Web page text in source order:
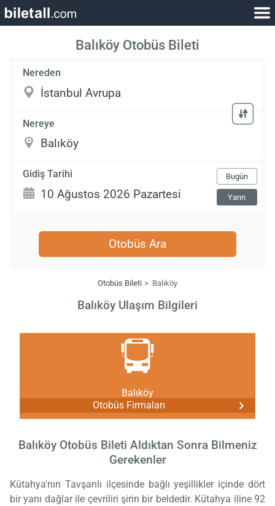
Balıköy Otobüs Bileti
Nereden
Nereye
Gidiş Tarihi Bugün
Yarın
Otobüs Ara
Otobüs Bileti Balıköy
Balıköy Ulaşım Bilgileri
Balıköy
Otobüs Firmaları
Balıköy Otobüs Bileti Aldıktan Sonra Bilmeniz
Gerekenler
Kütahya'nın Tavşanlı ilçesinde bağlı yeşillikler içinde dört
bir yanı dağlar ile çevriliri şirin bir beldedir. Kütahya iline 92